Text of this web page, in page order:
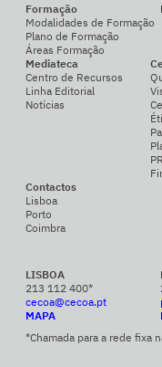
Formação
Modalidades de Formação
Plano de Formação
Áreas Formação
Mediateca
Centro de Recursos
Linha Editorial
Notícias
Contactos
Lisboa
Porto
Coimbra
LISBOA
213 112 400*
cecoa@cecoa.pt
MAPA
*Chamada para a rede fixa